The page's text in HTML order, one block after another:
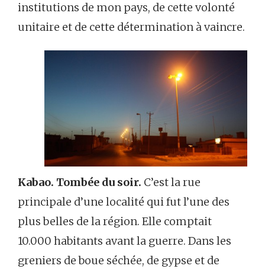
institutions de mon pays, de cette volonté
unitaire et de cette détermination à vaincre.
Kabao. Tombée du soir. C’est la rue
principale d’une localité qui fut l’une des
plus belles de la région. Elle comptait
10.000 habitants avant la guerre. Dans les
greniers de boue séchée, de gypse et de